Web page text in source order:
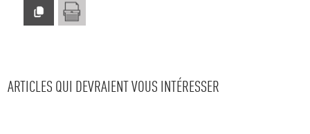
ARTICLES QUI DEVRAIENT VOUS INTÉRESSER